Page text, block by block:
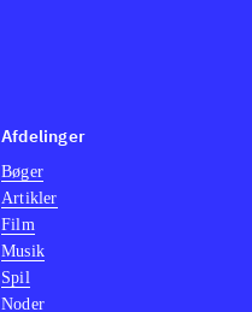
Afdelinger
Bøger
Artikler
Film
Musik
Spil
Noder